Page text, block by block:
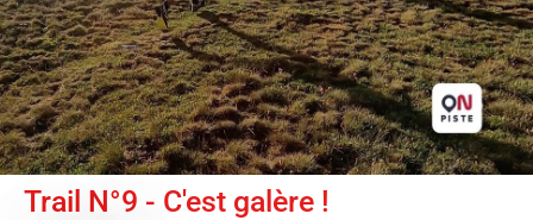
Trail N°9 - C'est galère !